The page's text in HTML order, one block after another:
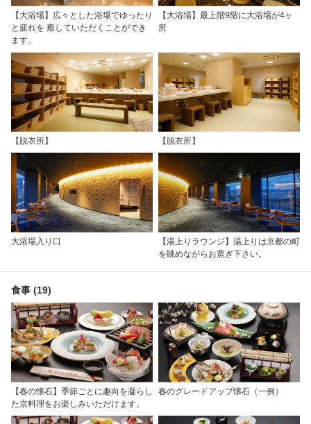
【大浴場】広々とした浴場でゆったり
と疲れを 癒していただくことができ
ます。
【大浴場】最上階9階に大浴場が4ヶ
所
【脱衣所】 【脱衣所】
大浴場入り口
【湯上りラウンジ】湯上りは京都の町
を眺めながらお寛ぎ下さい。
食事 (19)
【春の懐石】季節ごとに趣向を凝らし
た京料理をお楽しみいただけます。
春のグレードアップ懐石（一例）